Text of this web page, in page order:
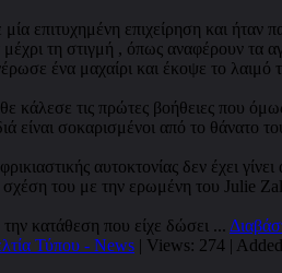
επιτυχημένη επιχείρηση και ήταν
μέχρι τη στιγμή , όπως αναφέρουν
ένα μαχαίρι και έκοψε το
κάλεσε τις πρώτες βοήθειες που
είναι σοκαρισμένοι από το
αυτοκτονίας δεν έχει
του με την ερωμένη του Julie
κατάθεση που είχε δώσει ...
Τύπου - News | Views: 274 |